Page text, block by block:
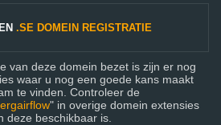
.SE DOMEIN REGISTRATIE
van deze domein bezet is zijn er nog
waar u nog een goede kans maakt
te vinden. Controleer de
" in overige domein extensies
deze beschikbaar is.